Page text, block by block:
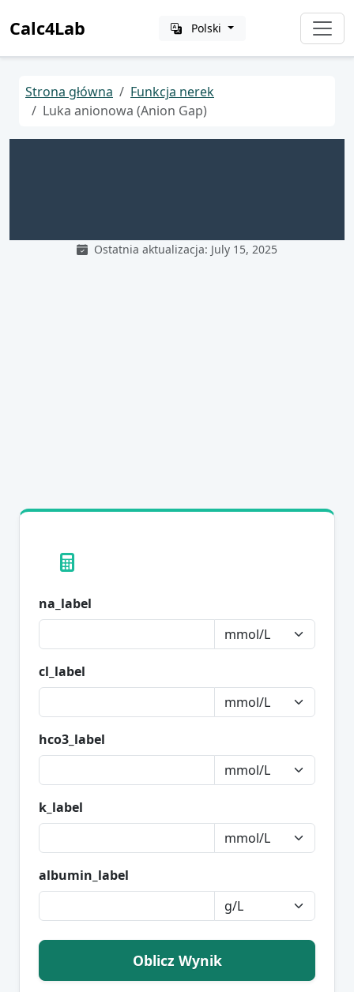
Calc4Lab Polski
Strona główna
Funkcja nerek
Luka anionowa (Anion Gap)
Ostatnia aktualizacja: July 15, 2025
na_label
cl_label
hco3_label
k_label
albumin_label
Oblicz Wynik